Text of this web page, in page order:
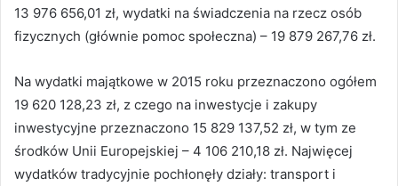
13 976 656,01 zł, wydatki na świadczenia na rzecz osób
fizycznych (głównie pomoc społeczna) – 19 879 267,76 zł.
Na wydatki majątkowe w 2015 roku przeznaczono ogółem
19 620 128,23 zł, z czego na inwestycje i zakupy
inwestycyjne przeznaczono 15 829 137,52 zł, w tym ze
środków Unii Europejskiej – 4 106 210,18 zł. Najwięcej
wydatków tradycyjnie pochłonęły działy: transport i